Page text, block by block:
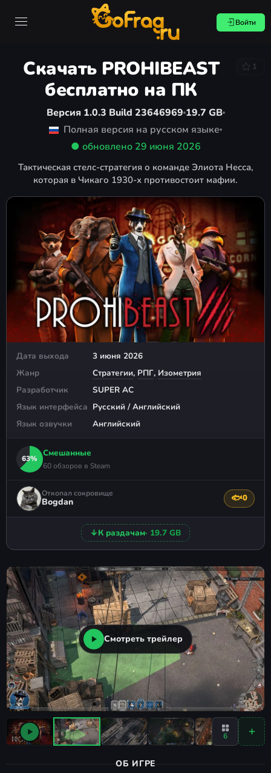
Войти
Скачать PROHIBEAST
бесплатно на ПК
1
Версия 1.0.3 Build 23646969 19.7 GB
Полная версия на русском языке
● обновлено 29 июня 2026
Тактическая стелс-стратегия о команде Элиота Несса,
которая в Чикаго 1930-х противостоит мафии.
Дата выхода
3 июня 2026
Жанр
Стратегии, РПГ, Изометрия
Разработчик
SUPER AC
Язык интерфейса Русский / Английский
Язык озвучки
Английский
63%
Смешанные
60 обзоров в Steam
Откопал сокровище
Bogdan 🐟0
↓К раздачам· 19.7 GB
Смотреть трейлер
6
ОБ ИГРЕ